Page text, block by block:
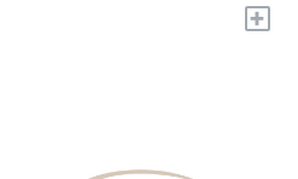
+